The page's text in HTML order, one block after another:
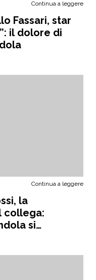
Continua a leggere
Fassari, star
il dolore di
Continua a leggere
la
collega:
si